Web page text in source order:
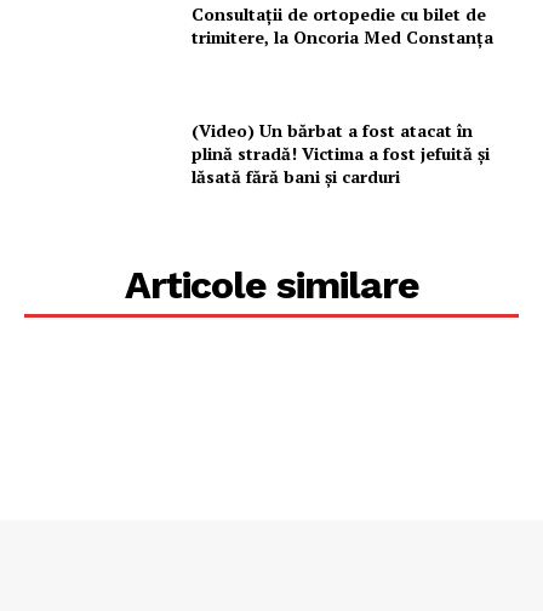
Consultații de ortopedie cu bilet de
trimitere, la Oncoria Med Constanța
(Video) Un bărbat a fost atacat în
plină stradă! Victima a fost jefuită și
lăsată fără bani și carduri
Articole similare